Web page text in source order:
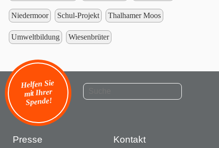
Niedermoor Schul-Projekt Thalhamer Moos
Umweltbildung Wiesenbrüter
Helfen Sie
mit Ihrer
Spende!
Presse Kontakt